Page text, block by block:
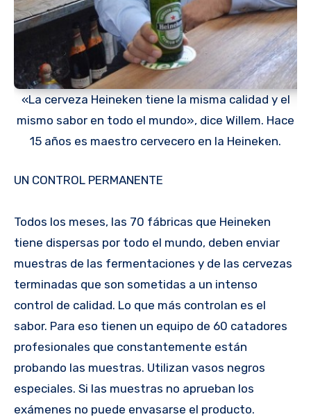
«La cerveza Heineken tiene la misma calidad y el
mismo sabor en todo el mundo», dice Willem. Hace
15 años es maestro cervecero en la Heineken.
UN CONTROL PERMANENTE
Todos los meses, las 70 fábricas que Heineken
tiene dispersas por todo el mundo, deben enviar
muestras de las fermentaciones y de las cervezas
terminadas que son sometidas a un intenso
control de calidad. Lo que más controlan es el
sabor. Para eso tienen un equipo de 60 catadores
profesionales que constantemente están
probando las muestras. Utilizan vasos negros
especiales. Si las muestras no aprueban los
exámenes no puede envasarse el producto.